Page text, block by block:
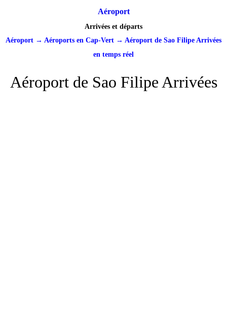
Aéroport
Arrivées et départs
Aéroport → Aéroports en Cap-Vert → Aéroport de Sao Filipe Arrivées
en temps réel
Aéroport de Sao Filipe Arrivées